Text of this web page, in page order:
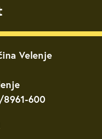
Velenje
600